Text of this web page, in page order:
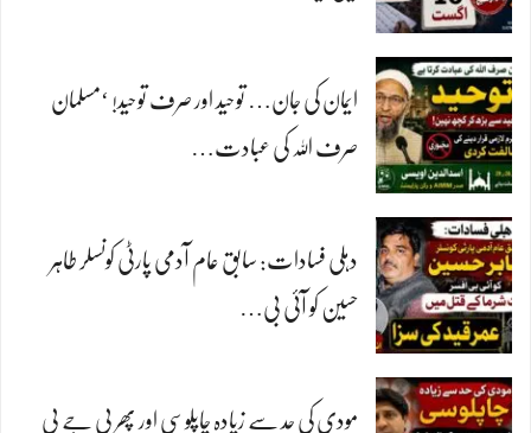
ایمان کی جان… توحید اور صرف توحید! ‘مسلمان
صرف اللہ کی عبادت…
دہلی فسادات: سابق عام آدمی پارٹی کونسلر طاہر
حسین کو آئی بی…
مودی کی حد سے زیادہ چاپلوسی اور پھر بی جے پی